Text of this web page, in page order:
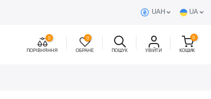
UAH UA
0
ПОРІВНЯННЯ
0
ОБРАНЕ ПОШУК УВІЙТИ
0
КОШИК